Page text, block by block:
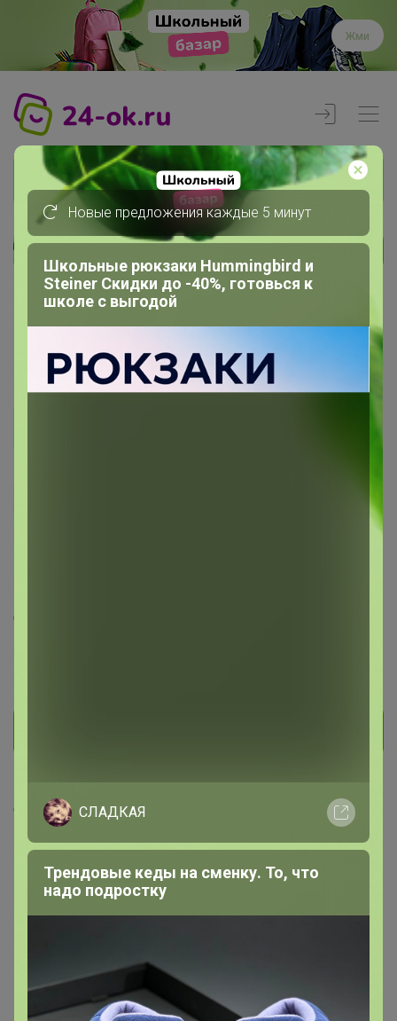
Жми
оксана05
Скопировать ссылку
Медали 10
Номинировать на медаль
Новые предложения каждые 5 минут
Школьные рюкзаки Hummingbird и
Steiner Скидки до -40%, готовься к
школе с выгодой
СЛАДКАЯ
Трендовые кеды на сменку. То, что
надо подростку